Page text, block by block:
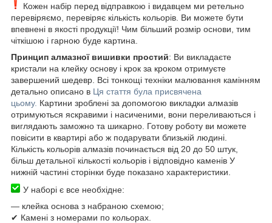
Кожен набір перед відправкою і видавцем ми ретельно
перевіряємо, перевіряє кількість кольорів. Ви можете бути
впевнені в якості продукції! Чим більший розмір основи, тим
чіткішою і гарною буде картина.
Принцип алмазної вишивки простий: Ви викладаєте
кристали на клейку основу і крок за кроком отримуєте
завершений шедевр. Всі тонкощі техніки малювання камінням
детально описано в Ця стаття була присвячена
цьому. Картини зроблені за допомогою викладки алмазів
отримуються яскравими і насиченими, вони переливаються і
виглядають заможно та шикарно. Готову роботу ви можете
повісити в квартирі або ж подарувати близькій людині.
Кількість кольорів алмазів починається від 20 до 50 штук,
більш детальної кількості кольорів і відповідно каменів У
нижній частині сторінки буде показано характеристики.
У наборі є все необхідне:
― клейка основа з набраною схемою;
✔ Камені з номерами по кольорах.